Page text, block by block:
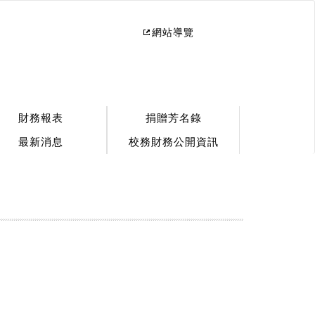
網站導覽
財務報表
捐贈芳名錄
最新消息
校務財務公開資訊